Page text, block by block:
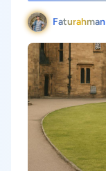
Faturahman